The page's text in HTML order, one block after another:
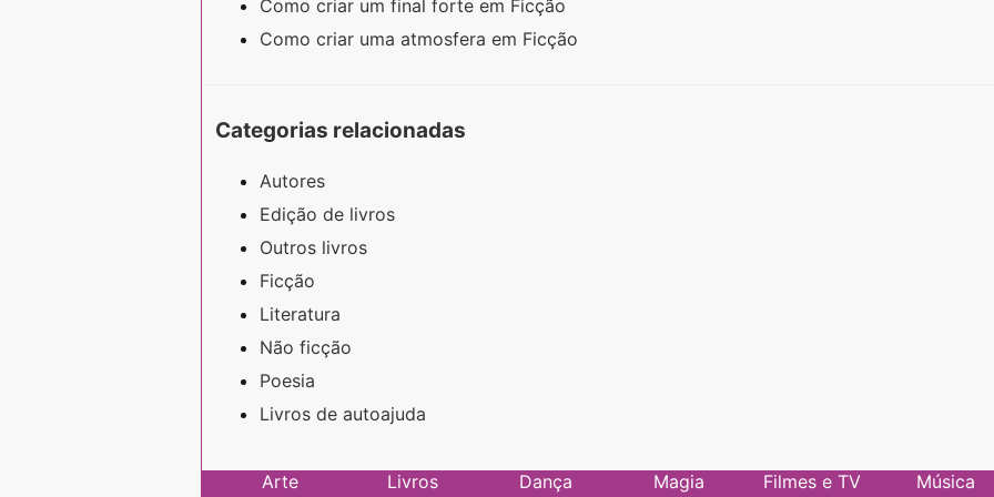
Como criar um final forte em Ficção
Como criar uma atmosfera em Ficção
Categorias relacionadas
Autores
Edição de livros
Outros livros
Ficção
Literatura
Não ficção
Poesia
Livros de autoajuda
Arte Livros Dança Magia Filmes e TV Música